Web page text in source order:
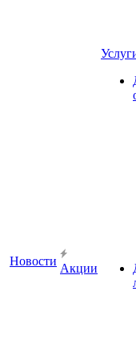
Новости
Акции